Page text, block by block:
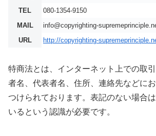
TEL
080-1354-9150
MAIL
info@copyrighting-
URL
http://copyrighting-
特商法とは、インターネット上での取
者名、代表者名、住所、連絡先などに
つけられております。表記のない場合
いるという認識が必要です。